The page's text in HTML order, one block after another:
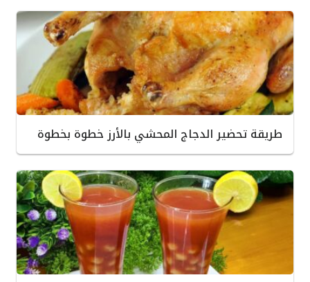
طريقة تحضير الدجاج المحشي بالأرز خطوة بخطوة